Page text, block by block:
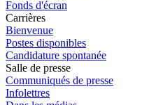
Fonds d'écran
Carrières
Bienvenue
Postes disponibles
Candidature spontanée
Salle de presse
Communiqués de presse
Infolettres